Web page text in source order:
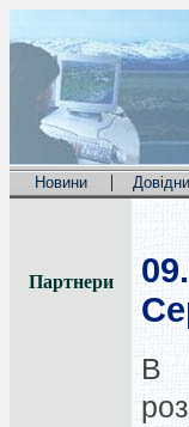
Новини |
Партнери
В